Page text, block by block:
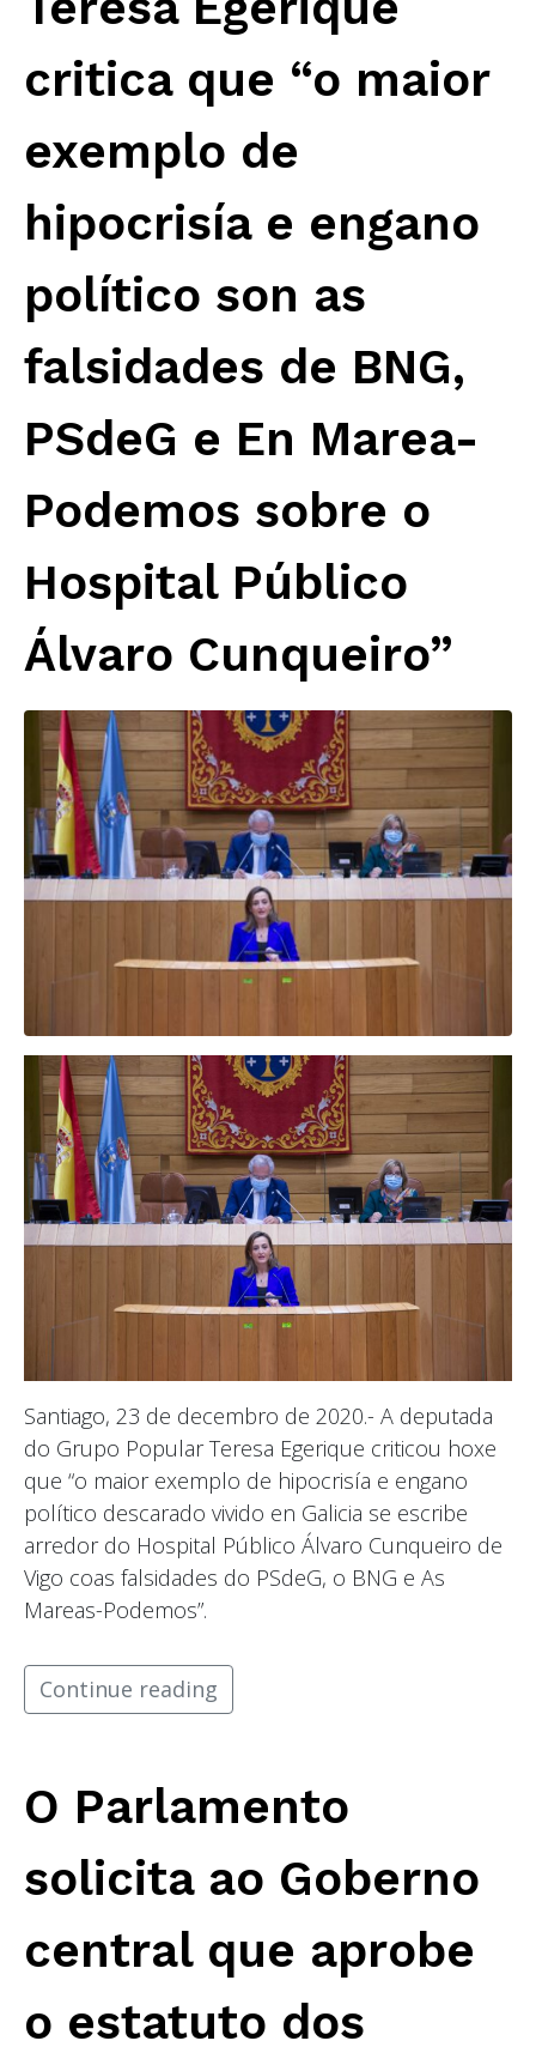
critica que “o maior
exemplo de
hipocrisía e engano
político son as
falsidades de BNG,
PSdeG e En Marea-
Podemos sobre o
Hospital Público
Álvaro Cunqueiro”
Santiago, 23 de decembro de 2020.- A deputada
do Grupo Popular Teresa Egerique criticou hoxe
que “o maior exemplo de hipocrisía e engano
político descarado vivido en Galicia se escribe
arredor do Hospital Público Álvaro Cunqueiro de
Vigo coas falsidades do PSdeG, o BNG e As
Mareas-Podemos”.
Continue reading
O Parlamento
solicita ao Goberno
central que aprobe
o estatuto dos